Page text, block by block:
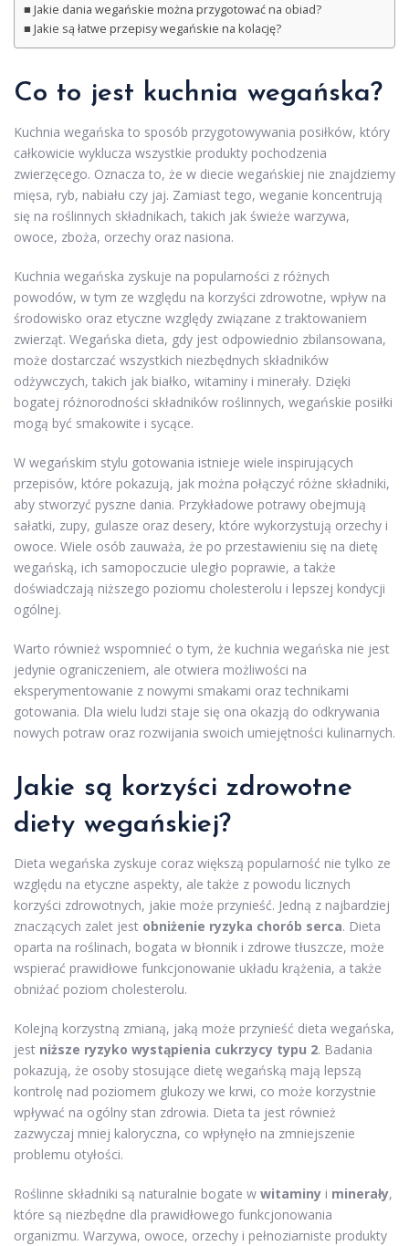
Jakie dania wegańskie można przygotować na obiad?
Jakie są łatwe przepisy wegańskie na kolację?
Co to jest kuchnia wegańska?
Kuchnia wegańska to sposób przygotowywania posiłków, który
całkowicie wyklucza wszystkie produkty pochodzenia
zwierzęcego. Oznacza to, że w diecie wegańskiej nie znajdziemy
mięsa, ryb, nabiału czy jaj. Zamiast tego, weganie koncentrują
się na roślinnych składnikach, takich jak świeże warzywa,
owoce, zboża, orzechy oraz nasiona.
Kuchnia wegańska zyskuje na popularności z różnych
powodów, w tym ze względu na korzyści zdrowotne, wpływ na
środowisko oraz etyczne względy związane z traktowaniem
zwierząt. Wegańska dieta, gdy jest odpowiednio zbilansowana,
może dostarczać wszystkich niezbędnych składników
odżywczych, takich jak białko, witaminy i minerały. Dzięki
bogatej różnorodności składników roślinnych, wegańskie posiłki
mogą być smakowite i sycące.
W wegańskim stylu gotowania istnieje wiele inspirujących
przepisów, które pokazują, jak można połączyć różne składniki,
aby stworzyć pyszne dania. Przykładowe potrawy obejmują
sałatki, zupy, gulasze oraz desery, które wykorzystują orzechy i
owoce. Wiele osób zauważa, że po przestawieniu się na dietę
wegańską, ich samopoczucie uległo poprawie, a także
doświadczają niższego poziomu cholesterolu i lepszej kondycji
ogólnej.
Warto również wspomnieć o tym, że kuchnia wegańska nie jest
jedynie ograniczeniem, ale otwiera możliwości na
eksperymentowanie z nowymi smakami oraz technikami
gotowania. Dla wielu ludzi staje się ona okazją do odkrywania
nowych potraw oraz rozwijania swoich umiejętności kulinarnych.
Jakie są korzyści zdrowotne
diety wegańskiej?
Dieta wegańska zyskuje coraz większą popularność nie tylko ze
względu na etyczne aspekty, ale także z powodu licznych
korzyści zdrowotnych, jakie może przynieść. Jedną z najbardziej
znaczących zalet jest obniżenie ryzyka chorób serca. Dieta
oparta na roślinach, bogata w błonnik i zdrowe tłuszcze, może
wspierać prawidłowe funkcjonowanie układu krążenia, a także
obniżać poziom cholesterolu.
Kolejną korzystną zmianą, jaką może przynieść dieta wegańska,
jest niższe ryzyko wystąpienia cukrzycy typu 2. Badania
pokazują, że osoby stosujące dietę wegańską mają lepszą
kontrolę nad poziomem glukozy we krwi, co może korzystnie
wpływać na ogólny stan zdrowia. Dieta ta jest również
zazwyczaj mniej kaloryczna, co wpłynęło na zmniejszenie
problemu otyłości.
Roślinne składniki są naturalnie bogate w witaminy i minerały,
które są niezbędne dla prawidłowego funkcjonowania
organizmu. Warzywa, owoce, orzechy i pełnoziarniste produkty